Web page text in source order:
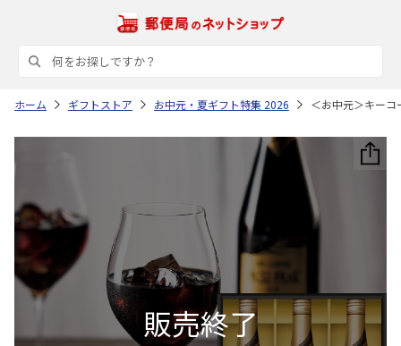
ホーム ギフトストア お中元・夏ギフト特集 2026 ＜お中元＞キー